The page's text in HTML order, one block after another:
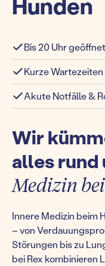
Bis 20 Uhr geöffnet
Kurze
Akute Notfälle &
Wir
alles rund
Medizin
Innere Medizin beim
– von
Störungen bis zu
bei Rex kombinieren